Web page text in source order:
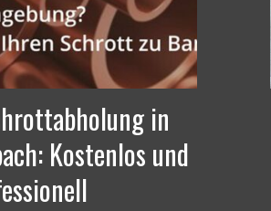
in
Kostenlos und